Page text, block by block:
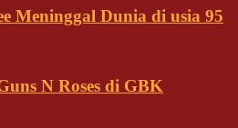
Meninggal Dunia di usia 95
N Roses di GBK